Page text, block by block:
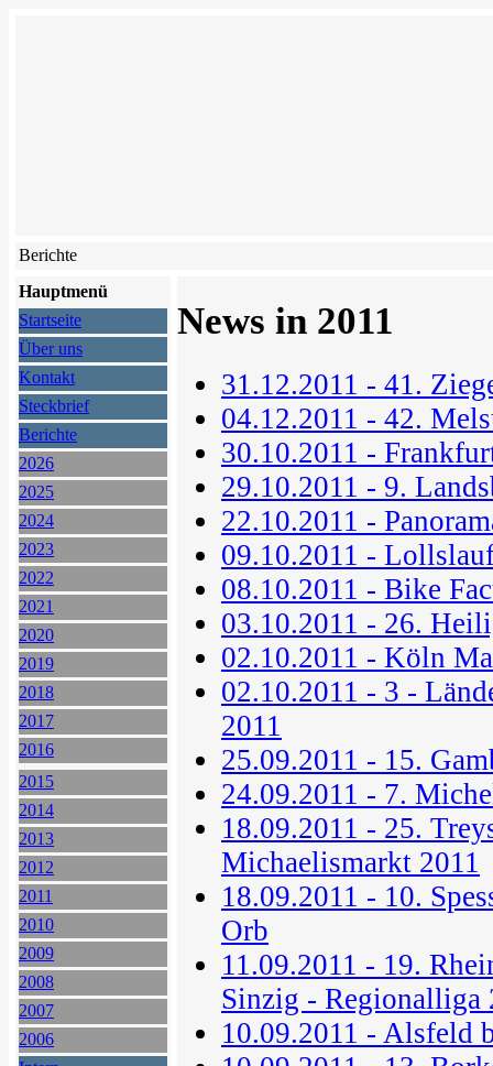
Berichte
Hauptmenü
Startseite
Über uns
Kontakt
Steckbrief
Berichte
2026
2025
2024
2023
2022
2021
2020
2019
2018
2017
2016
2015
2014
2013
2012
2011
2010
2009
2008
2007
2006
News in 2011
31.12.2011 - 41.
04.12.2011 - 42.
30.10.2011 -
29.10.2011 - 9.
22.10.2011 -
09.10.2011 -
08.10.2011 - Bike
03.10.2011 - 26.
02.10.2011 - Köln
02.10.2011 - 3 -
2011
25.09.2011 - 15.
24.09.2011 - 7.
18.09.2011 - 25.
Michaelismarkt 2011
18.09.2011 - 10.
Orb
11.09.2011 - 19.
Sinzig - Regionalliga
10.09.2011 - Alsfeld